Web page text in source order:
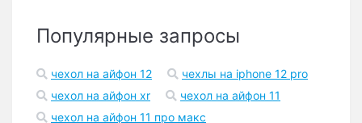
Популярные запросы
чехол на айфон 12
чехлы на iphone 12 pro
чехол на айфон xr
чехол на айфон 11
чехол на айфон 11 про макс